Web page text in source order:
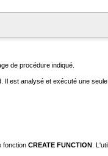
de procédure indiqué.
. Il est analysé et exécuté une seule
fonction CREATE FUNCTION .